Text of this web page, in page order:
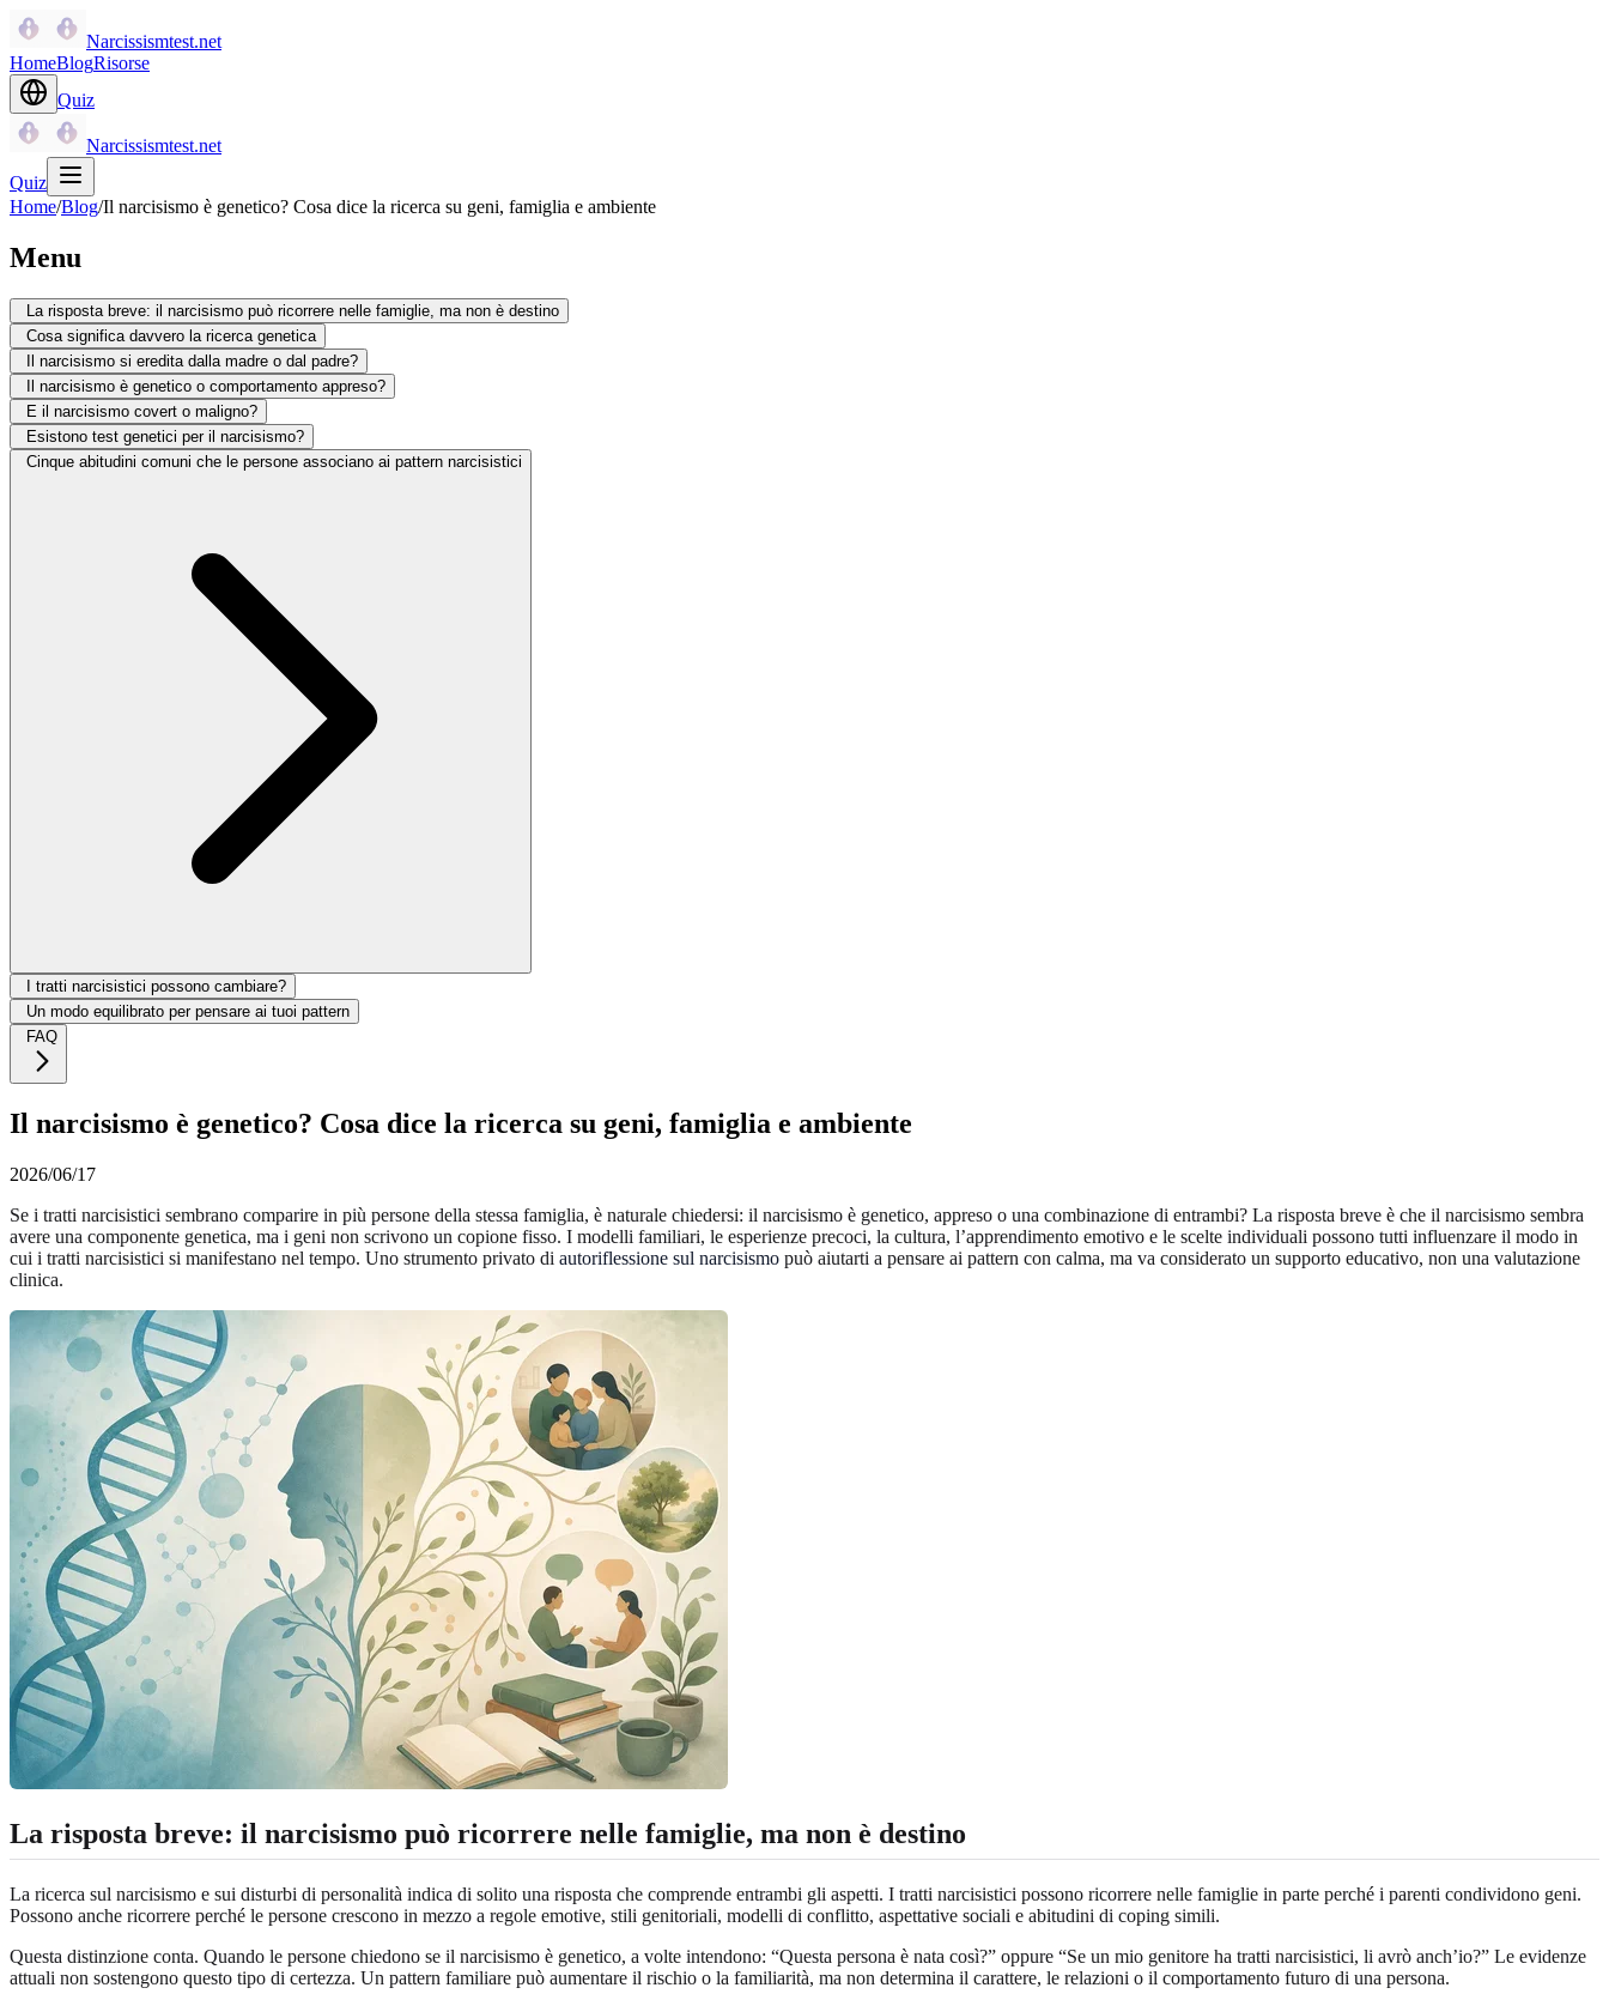
Narcissismtest.net
HomeBlogRisorse
Quiz
Narcissismtest.net
Quiz
Home/Blog/Il narcisismo è genetico? Cosa dice la ricerca su geni, famiglia e ambiente
Menu
La risposta breve: il narcisismo può ricorrere nelle famiglie, ma non è destino
Cosa significa davvero la ricerca genetica
Il narcisismo si eredita dalla madre o dal padre?
Il narcisismo è genetico o comportamento appreso?
E il narcisismo covert o maligno?
Esistono test genetici per il narcisismo?
Cinque abitudini comuni che le persone associano ai pattern narcisistici
I tratti narcisistici possono cambiare?
Un modo equilibrato per pensare ai tuoi pattern
FAQ
Il narcisismo è genetico? Cosa dice la ricerca su geni, famiglia e ambiente
2026/06/17
Se i tratti narcisistici sembrano comparire in più persone della stessa famiglia, è naturale chiedersi: il narcisismo è genetico, appreso o una combinazione di entrambi? La risposta breve è che il narcisismo sembra
avere una componente genetica, ma i geni non scrivono un copione fisso. I modelli familiari, le esperienze precoci, la cultura, l’apprendimento emotivo e le scelte individuali possono tutti influenzare il modo in
cui i tratti narcisistici si manifestano nel tempo. Uno strumento privato di autoriflessione sul narcisismo può aiutarti a pensare ai pattern con calma, ma va considerato un supporto educativo, non una valutazione
clinica.
La risposta breve: il narcisismo può ricorrere nelle famiglie, ma non è destino
La ricerca sul narcisismo e sui disturbi di personalità indica di solito una risposta che comprende entrambi gli aspetti. I tratti narcisistici possono ricorrere nelle famiglie in parte perché i parenti condividono geni.
Possono anche ricorrere perché le persone crescono in mezzo a regole emotive, stili genitoriali, modelli di conflitto, aspettative sociali e abitudini di coping simili.
Questa distinzione conta. Quando le persone chiedono se il narcisismo è genetico, a volte intendono: “Questa persona è nata così?” oppure “Se un mio genitore ha tratti narcisistici, li avrò anch’io?” Le evidenze
attuali non sostengono questo tipo di certezza. Un pattern familiare può aumentare il rischio o la familiarità, ma non determina il carattere, le relazioni o il comportamento futuro di una persona.